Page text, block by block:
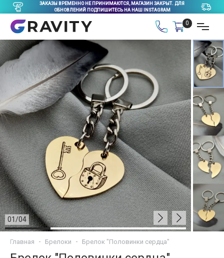
ЗАКАЗЫ ВРЕМЕННО НЕ ПРИНИМАЮТСЯ, МАГАЗИН ЗАКРЫТ. ДЛЯ
ОБНОВЛЕНИЙ ПОДПИШИТЕСЬ НА НАШ INSTAGRAM
0
01 /04
Главная Брелоки Брелок "Половинки сердца"